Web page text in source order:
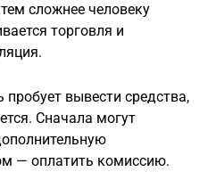
сложнее человеку
торговля и
пробует вывести средства,
Сначала могут
— оплатить комиссию.